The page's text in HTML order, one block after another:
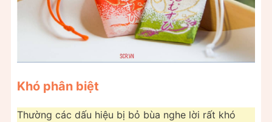
Khó phân biệt
Thường các dấu hiệu bị bỏ bùa nghe lời rất khó